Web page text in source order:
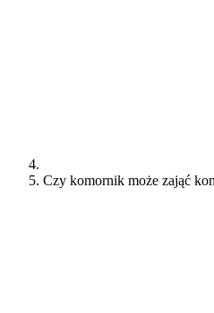
Czy komornik może zająć